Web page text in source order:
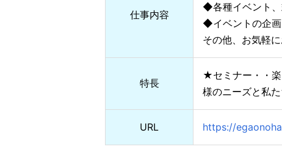
仕事内容
◆各種イベント
◆イベントの企
その他、お気軽に
特長
★セミナー・・
様のニーズと私
URL https://